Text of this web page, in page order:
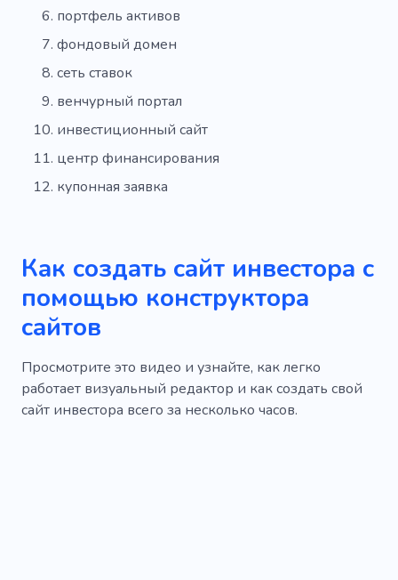
Мир бизнеса
Деловая встреча
Дисциплина
Разработчик
Динамический
Быстрая работа
Электронная коммерция
по электронной почте
Пространство для работы
Запас
Дистанционный
Сотрудничество
Анализ рынка
Доход
Услуги
Планирование
Спонсор
Доход
портфель активов
фондовый домен
сеть ставок
венчурный портал
инвестиционный сайт
центр финансирования
купонная заявка
Как создать сайт инвестора с
помощью конструктора
сайтов
Просмотрите это видео и узнайте, как легко
работает визуальный редактор и как создать свой
сайт инвестора всего за несколько часов.